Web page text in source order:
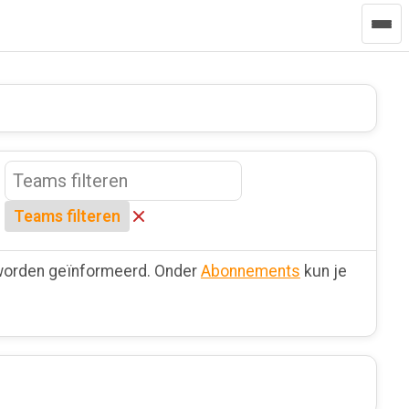
Teams filteren
geïnformeerd. Onder Abonnements kun je